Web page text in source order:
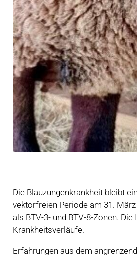
Die Blauzungenkrankheit bleibt
vektorfreien Periode am 31.
als BTV-3- und BTV-8-Zonen.
Krankheitsverläufe.
Erfahrungen aus dem